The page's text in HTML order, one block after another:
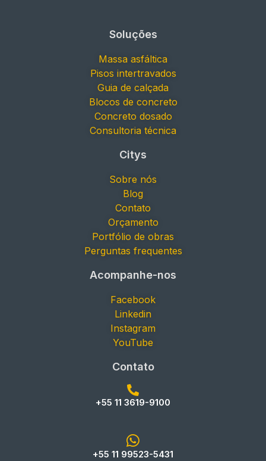
Soluções
Massa asfáltica
Pisos intertravados
Guia de calçada
Blocos de concreto
Concreto dosado
Consultoria técnica
Citys
Sobre nós
Blog
Contato
Orçamento
Portfólio de obras
Perguntas frequentes
Acompanhe-nos
Facebook
Linkedin
Instagram
YouTube
Contato
+55 11 3619-9100
+55 11 99523-5431